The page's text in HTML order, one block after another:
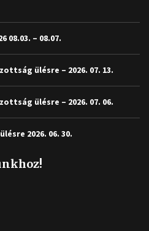
08.03. – 08.07.
ülésre – 2026. 07. 13.
ülésre – 2026. 07. 06.
2026. 06. 30.